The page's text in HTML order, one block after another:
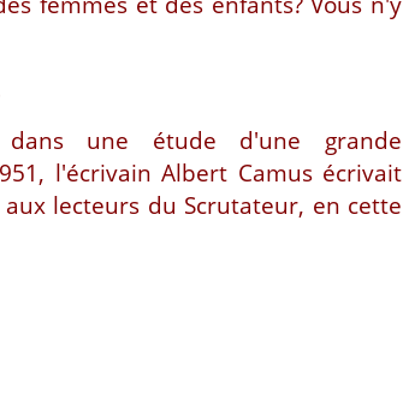
dans une étude d'une grande
l'écrivain Albert Camus écrivait
lecteurs du Scrutateur, en cette